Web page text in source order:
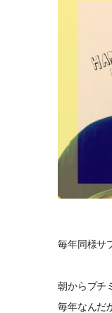
毎年同様サ
朝からプチ
毎年なんだ